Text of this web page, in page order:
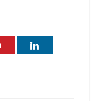
Pinterest LinkedIn